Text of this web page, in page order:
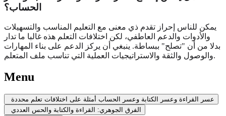
الحساب؟
يمكن للناس إحراز تقدم ذي معنى مع التعليم المناسب والتسهيلات
والأدوات والدعم العاطفي، لكن اختلافات التعلم هذه غالبا ما تدار
بدلا من أن "تصلح" ببساطة. ينبغي أن يركز الدعم على بناء المهارات
والوصول والثقة والاستراتيجيات العملية التي تناسب ملف المتعلم.
Menu
عسر القراءة وعسر الكتابة وعسر الحساب أمثلة على اختلافات تعلم محددة
الفرق الجوهري: القراءة والكتابة والحس العددي